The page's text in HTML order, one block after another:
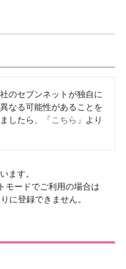
のセブンネットが独自に
なる可能性があることを
したら、「 こちら 」より
ます。
モードでご利用の場合は
に登録できません。